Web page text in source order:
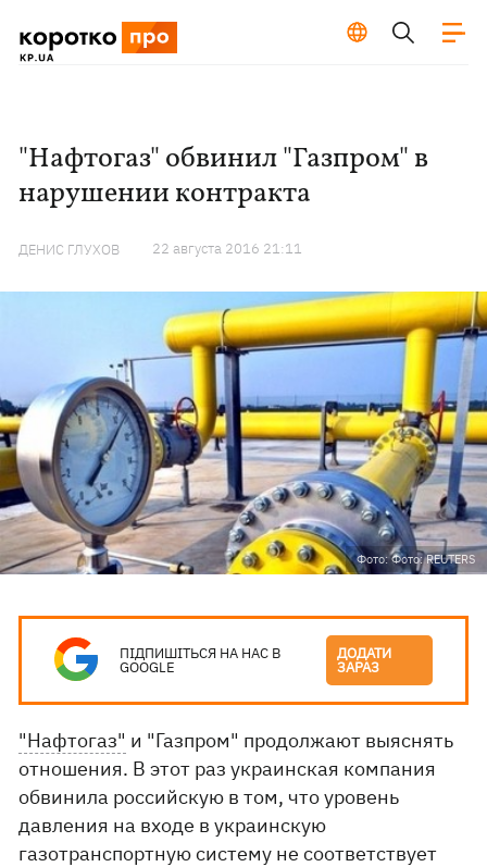
"Нафтогаз" обвинил "Газпром" в
нарушении контракта
ДЕНИС ГЛУХОВ 22 августа 2016 21:11
Фото: Фото: REUTERS
ПІДПИШІТЬСЯ НА НАС В
GOOGLE
ДОДАТИ
ЗАРАЗ
"Нафтогаз" и "Газпром" продолжают выяснять
отношения. В этот раз украинская компания
обвинила российскую в том, что уровень
давления на входе в украинскую
газотранспортную систему не соответствует